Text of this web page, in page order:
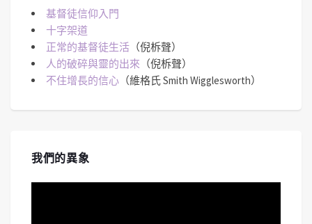
基督徒信仰入門
十字架道
正常的基督徒生活 （倪柝聲）
人的破碎與靈的出來 （倪柝聲）
不住增長的信心 （維格氏 Smith Wigglesworth）
我們的異象